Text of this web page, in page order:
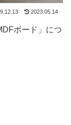
2023.05.14
ボード」につ